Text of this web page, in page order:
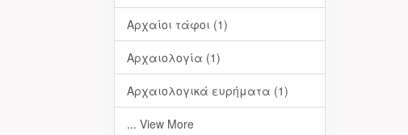
Αρχαίοι τάφοι (1)
Αρχαιολογία (1)
Αρχαιολογικά ευρήματα (1)
... View More